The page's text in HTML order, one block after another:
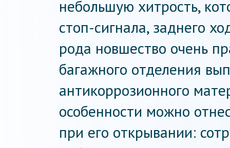
небольшую хитрость,
стоп-сигнала, заднего
рода новшество очень
багажного отделения
антикоррозионного
особенности можно
при его открывании: